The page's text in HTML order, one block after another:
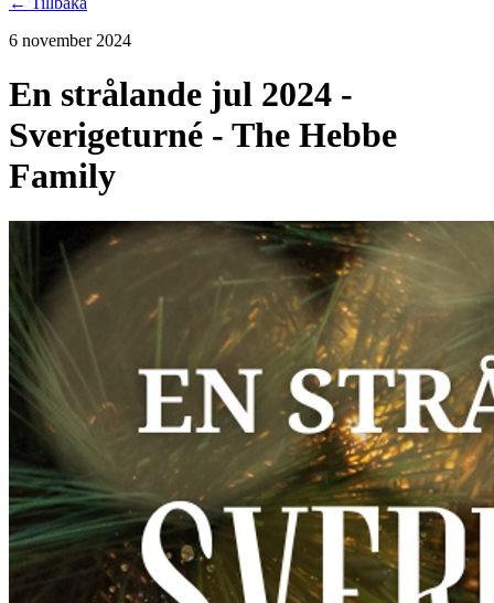
6 november 2024
En strålande jul 2024 -
Sverigeturné - The Hebbe
Family